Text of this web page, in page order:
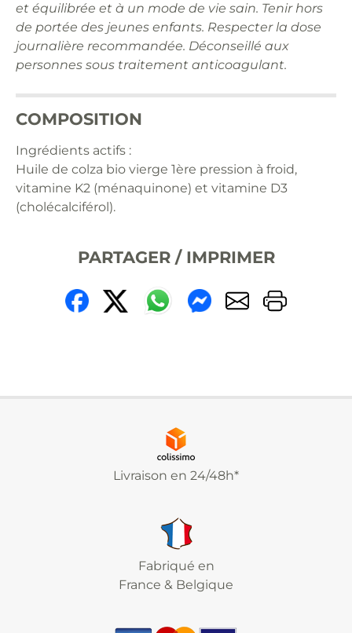
et équilibrée et à un mode de vie sain. Tenir hors
de portée des jeunes enfants. Respecter la dose
journalière recommandée. Déconseillé aux
personnes sous traitement anticoagulant.
COMPOSITION
Ingrédients actifs :
Huile de colza bio vierge 1ère pression à froid,
vitamine K2 (ménaquinone) et vitamine D3
(cholécalciférol).
PARTAGER / IMPRIMER
Livraison en 24/48h*
Fabriqué en
France & Belgique